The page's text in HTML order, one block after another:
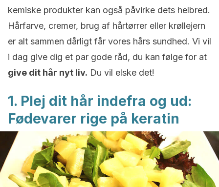
kemiske produkter kan også påvirke dets helbred.
Hårfarve, cremer, brug af hårtørrer eller krøllejern
er alt sammen dårligt får vores hårs sundhed. Vi vil
i dag give dig et par gode råd, du kan følge for at
give dit hår nyt liv. Du vil elske det!
1. Plej dit hår indefra og ud:
Fødevarer rige på keratin